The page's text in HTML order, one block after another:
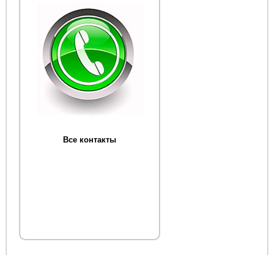
Все контакты